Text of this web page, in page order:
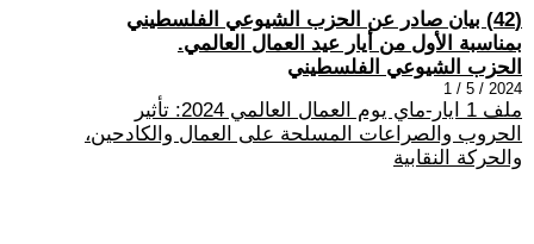
(42) بيان صادر عن الحزب الشيوعي الفلسطيني
بمناسبة الأول من أيار عيد العمال العالمي.
الحزب الشيوعي الفلسطيني
2024 / 5 / 1
ملف 1 ايار-ماي يوم العمال العالمي 2024: تأثير
الحروب والصراعات المسلحة على العمال والكادحين،
والحركة النقابية